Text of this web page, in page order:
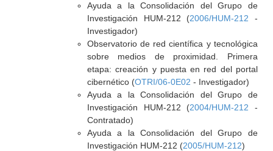
Ayuda a la Consolidación del Grupo de
Investigación HUM-212 (2006/HUM-212 -
Investigador)
Observatorio de red científica y tecnológica
sobre medios de proximidad. Primera
etapa: creación y puesta en red del portal
cibernético (OTRI/06-0E02 - Investigador)
Ayuda a la Consolidación del Grupo de
Investigación HUM-212 (2004/HUM-212 -
Contratado)
Ayuda a la Consolidación del Grupo de
Investigación HUM-212 (2005/HUM-212)